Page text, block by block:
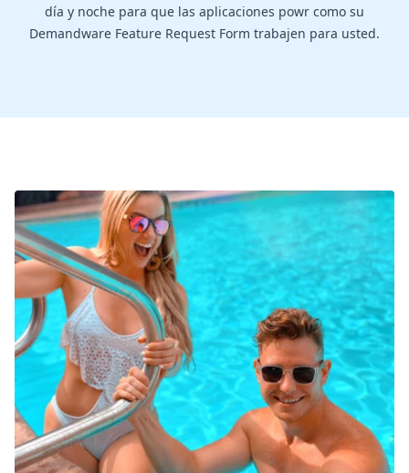
día y noche para que las aplicaciones powr como su
Demandware Feature Request Form trabajen para usted.